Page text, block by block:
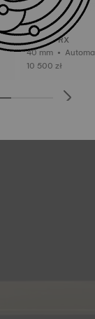
Tissot PRX
10 500 zł